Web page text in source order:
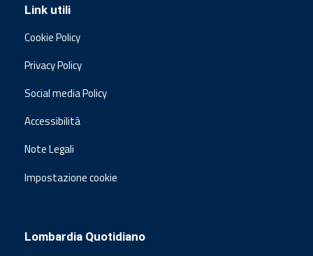
Link utili
Cookie Policy
Privacy Policy
Social media Policy
Accessibilità
Note Legali
Impostazione cookie
Lombardia Quotidiano